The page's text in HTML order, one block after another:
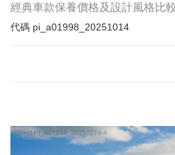
經典車款保養價格及設計風格比
代碼 pi_a01998_20251014